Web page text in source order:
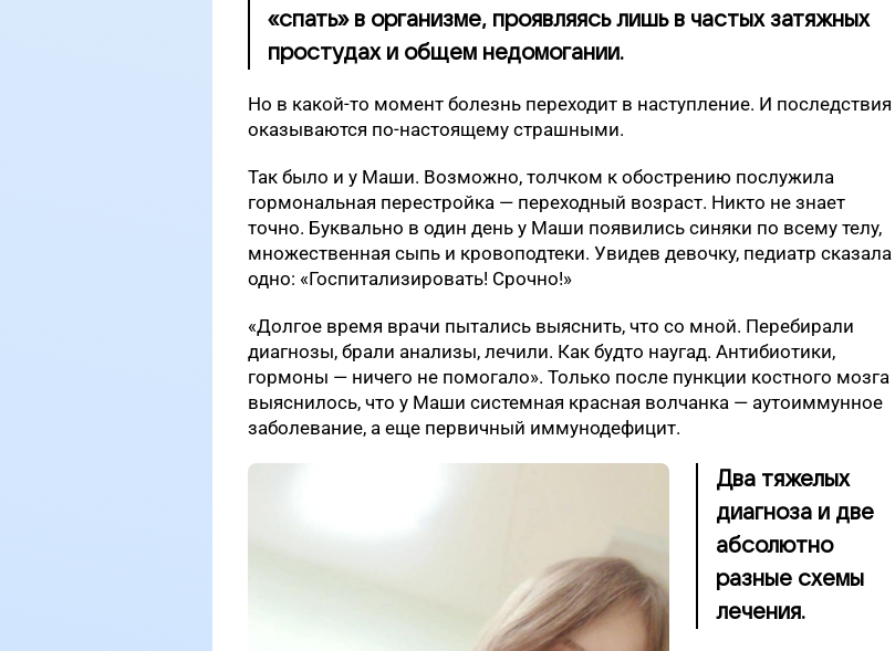
«спать» в организме, проявляясь лишь в частых затяжных
простудах и общем недомогании.
Но в какой-то момент болезнь переходит в наступление. И последствия
оказываются по-настоящему страшными.
Так было и у Маши. Возможно, толчком к обострению послужила
гормональная перестройка — переходный возраст. Никто не знает
точно. Буквально в один день у Маши появились синяки по всему телу,
множественная сыпь и кровоподтеки. Увидев девочку, педиатр сказала
одно: «Госпитализировать! Срочно!»
«Долгое время врачи пытались выяснить, что со мной. Перебирали
диагнозы, брали анализы, лечили. Как будто наугад. Антибиотики,
гормоны — ничего не помогало». Только после пункции костного мозга
выяснилось, что у Маши системная красная волчанка — аутоиммунное
заболевание, а еще первичный иммунодефицит.
Два тяжелых
диагноза и две
абсолютно
разные схемы
лечения.